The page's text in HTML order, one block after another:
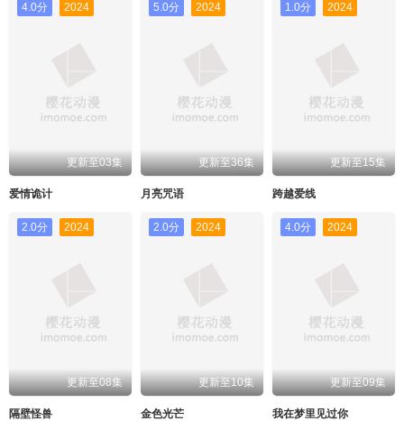
4.0分 2024
更新至03集
爱情诡计
5.0分 2024
更新至36集
月亮咒语
1.0分 2024
更新至15集
跨越爱线
2.0分 2024
更新至08集
隔壁怪兽
2.0分 2024
更新至10集
金色光芒
4.0分 2024
更新至09集
我在梦里见过你